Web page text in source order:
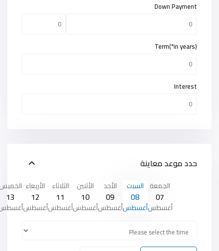
Down Payment
Term(*in years)
Interest
حدد موعد معاينة
الجمعة
07
أغسطس
السبت
08
أغسطس
الأحد
09
أغسطس
الأثنين
10
أغسطس
الثلاثاء
11
أغسطس
الأربعاء
12
أغسطس
13